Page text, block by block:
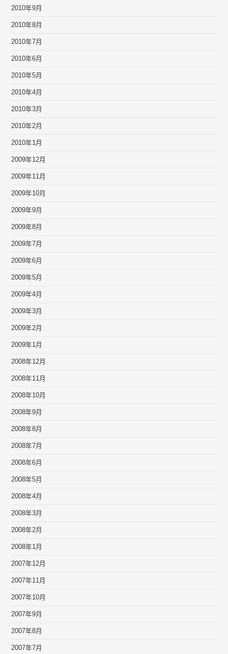
2010年9月
2010年8月
2010年7月
2010年6月
2010年5月
2010年4月
2010年3月
2010年2月
2010年1月
2009年12月
2009年11月
2009年10月
2009年9月
2009年8月
2009年7月
2009年6月
2009年5月
2009年4月
2009年3月
2009年2月
2009年1月
2008年12月
2008年11月
2008年10月
2008年9月
2008年8月
2008年7月
2008年6月
2008年5月
2008年4月
2008年3月
2008年2月
2008年1月
2007年12月
2007年11月
2007年10月
2007年9月
2007年8月
2007年7月